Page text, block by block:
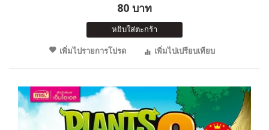
80 บาท
หยิบใส่ตะกร้า
เพิ่มไปรายการโปรด
เพิ่มไปเปรียบเทียบ